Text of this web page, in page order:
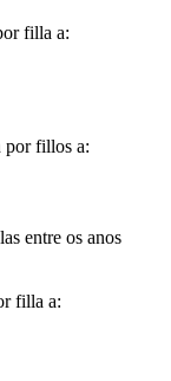
filla a:
por fillos a:
entre os anos
filla a: